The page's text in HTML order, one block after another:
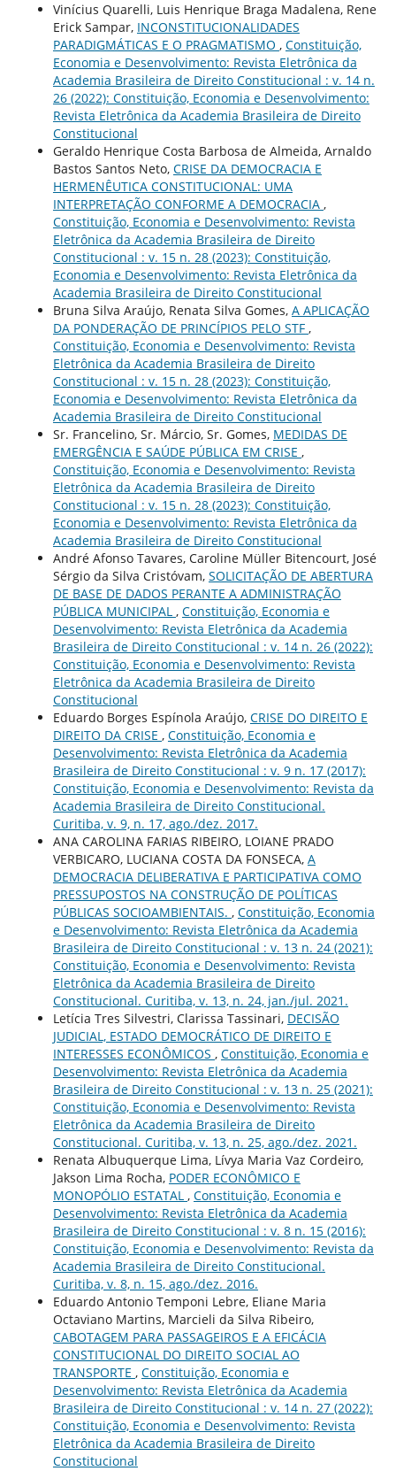
Vinícius Quarelli, Luis Henrique Braga Madalena, Rene
Erick Sampar, INCONSTITUCIONALIDADES
PARADIGMÁTICAS E O PRAGMATISMO , Constituição,
Economia e Desenvolvimento: Revista Eletrônica da
Academia Brasileira de Direito Constitucional : v. 14 n.
26 (2022): Constituição, Economia e Desenvolvimento:
Revista Eletrônica da Academia Brasileira de Direito
Constitucional
Geraldo Henrique Costa Barbosa de Almeida, Arnaldo
Bastos Santos Neto, CRISE DA DEMOCRACIA E
HERMENÊUTICA CONSTITUCIONAL: UMA
INTERPRETAÇÃO CONFORME A DEMOCRACIA ,
Constituição, Economia e Desenvolvimento: Revista
Eletrônica da Academia Brasileira de Direito
Constitucional : v. 15 n. 28 (2023): Constituição,
Economia e Desenvolvimento: Revista Eletrônica da
Academia Brasileira de Direito Constitucional
Bruna Silva Araújo, Renata Silva Gomes, A APLICAÇÃO
DA PONDERAÇÃO DE PRINCÍPIOS PELO STF ,
Constituição, Economia e Desenvolvimento: Revista
Eletrônica da Academia Brasileira de Direito
Constitucional : v. 15 n. 28 (2023): Constituição,
Economia e Desenvolvimento: Revista Eletrônica da
Academia Brasileira de Direito Constitucional
Sr. Francelino, Sr. Márcio, Sr. Gomes, MEDIDAS DE
EMERGÊNCIA E SAÚDE PÚBLICA EM CRISE ,
Constituição, Economia e Desenvolvimento: Revista
Eletrônica da Academia Brasileira de Direito
Constitucional : v. 15 n. 28 (2023): Constituição,
Economia e Desenvolvimento: Revista Eletrônica da
Academia Brasileira de Direito Constitucional
André Afonso Tavares, Caroline Müller Bitencourt, José
Sérgio da Silva Cristóvam, SOLICITAÇÃO DE ABERTURA
DE BASE DE DADOS PERANTE A ADMINISTRAÇÃO
PÚBLICA MUNICIPAL , Constituição, Economia e
Desenvolvimento: Revista Eletrônica da Academia
Brasileira de Direito Constitucional : v. 14 n. 26 (2022):
Constituição, Economia e Desenvolvimento: Revista
Eletrônica da Academia Brasileira de Direito
Constitucional
Eduardo Borges Espínola Araújo, CRISE DO DIREITO E
DIREITO DA CRISE , Constituição, Economia e
Desenvolvimento: Revista Eletrônica da Academia
Brasileira de Direito Constitucional : v. 9 n. 17 (2017):
Constituição, Economia e Desenvolvimento: Revista da
Academia Brasileira de Direito Constitucional.
Curitiba, v. 9, n. 17, ago./dez. 2017.
ANA CAROLINA FARIAS RIBEIRO, LOIANE PRADO
VERBICARO, LUCIANA COSTA DA FONSECA, A
DEMOCRACIA DELIBERATIVA E PARTICIPATIVA COMO
PRESSUPOSTOS NA CONSTRUÇÃO DE POLÍTICAS
PÚBLICAS SOCIOAMBIENTAIS. , Constituição, Economia
e Desenvolvimento: Revista Eletrônica da Academia
Brasileira de Direito Constitucional : v. 13 n. 24 (2021):
Constituição, Economia e Desenvolvimento: Revista
Eletrônica da Academia Brasileira de Direito
Constitucional. Curitiba, v. 13, n. 24, jan./jul. 2021.
Letícia Tres Silvestri, Clarissa Tassinari, DECISÃO
JUDICIAL, ESTADO DEMOCRÁTICO DE DIREITO E
INTERESSES ECONÔMICOS , Constituição, Economia e
Desenvolvimento: Revista Eletrônica da Academia
Brasileira de Direito Constitucional : v. 13 n. 25 (2021):
Constituição, Economia e Desenvolvimento: Revista
Eletrônica da Academia Brasileira de Direito
Constitucional. Curitiba, v. 13, n. 25, ago./dez. 2021.
Renata Albuquerque Lima, Lívya Maria Vaz Cordeiro,
Jakson Lima Rocha, PODER ECONÔMICO E
MONOPÓLIO ESTATAL , Constituição, Economia e
Desenvolvimento: Revista Eletrônica da Academia
Brasileira de Direito Constitucional : v. 8 n. 15 (2016):
Constituição, Economia e Desenvolvimento: Revista da
Academia Brasileira de Direito Constitucional.
Curitiba, v. 8, n. 15, ago./dez. 2016.
Eduardo Antonio Temponi Lebre, Eliane Maria
Octaviano Martins, Marcieli da Silva Ribeiro,
CABOTAGEM PARA PASSAGEIROS E A EFICÁCIA
CONSTITUCIONAL DO DIREITO SOCIAL AO
TRANSPORTE , Constituição, Economia e
Desenvolvimento: Revista Eletrônica da Academia
Brasileira de Direito Constitucional : v. 14 n. 27 (2022):
Constituição, Economia e Desenvolvimento: Revista
Eletrônica da Academia Brasileira de Direito
Constitucional